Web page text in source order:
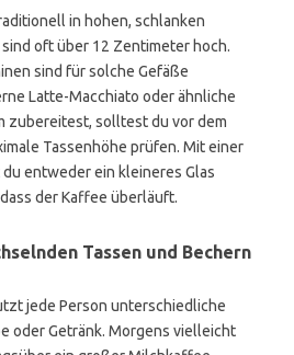
in hohen, schlanken
oft über 12 Zentimeter hoch.
sind für solche Gefäße
Latte-Macchiato oder ähnliche
zubereitest, solltest du vor dem
Tassenhöhe prüfen. Mit einer
entweder ein kleineres Glas
der Kaffee überläuft.
Tassen und Bechern
jede Person unterschiedliche
oder Getränk. Morgens vielleicht